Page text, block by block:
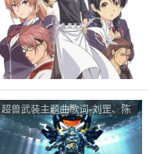
超兽武装主题曲歌词-刘罡、陈
洁丽